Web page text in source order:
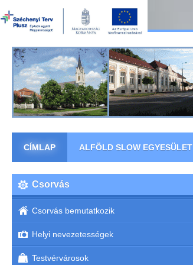
CÍMLAP ALFÖLD SLOW EGYESÜLET
Csorvás
Csorvás bemutatkozik
Helyi nevezetességek
Testvérvárosok